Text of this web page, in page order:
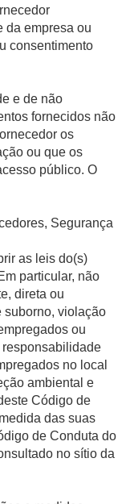
da empresa ou
consentimento
e de não
fornecidos não
os
ou que os
público. O
Segurança
as leis do(s)
particular, não
direta ou
suborno, violação
ou
no local
ambiental e
Código de
das suas
de Conduta do
no sítio da